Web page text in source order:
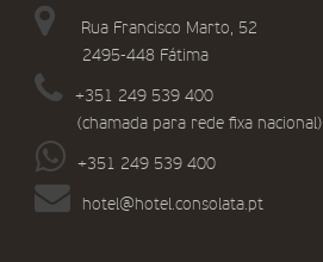
Rua Francisco Marto, 52
2495-448 Fátima
+351 249 539 400
(chamada para rede fixa nacional)
+351 249 539 400
hotel@hotel.consolata.pt